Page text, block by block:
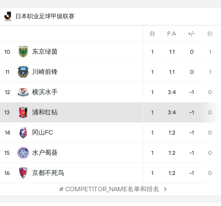
日本职业足球甲级联赛
分 F:A +/- 分
10 东京绿茵 1 1:1 0 1
11 川崎前锋 1 1:1 0 1
12 横滨水手 1 3:4 -1 0
13 浦和红钻 1 3:4 -1 0
14 冈山FC 1 1:2 -1 0
15 水户蜀葵 1 1:2 -1 0
16 京都不死鸟 1 1:2 -1 0
# COMPETITOR_NAME名单和排名